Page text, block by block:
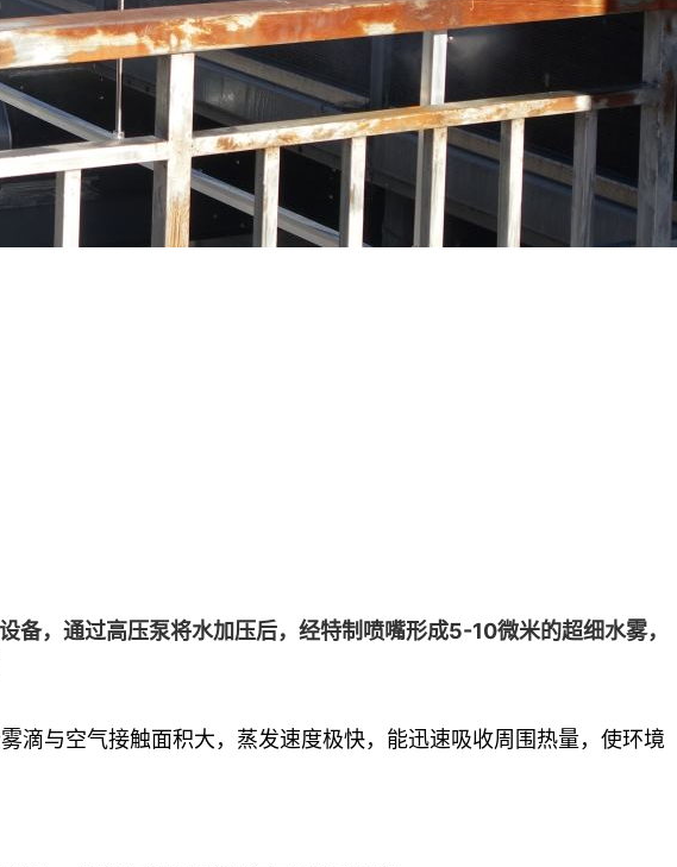
，通过高压泵将水加压后，经特制喷嘴形成5-10微米的超细水雾，
滴与空气接触面积大，蒸发速度极快，能迅速吸收周围热量，使环境